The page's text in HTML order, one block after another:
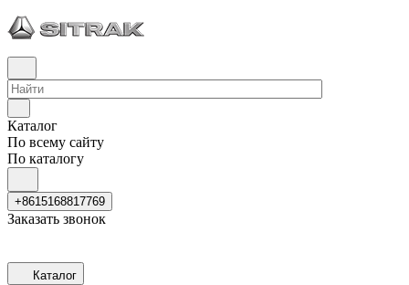
Каталог
По всему сайту
По каталогу
+8615168817769
Заказать звонок
Каталог